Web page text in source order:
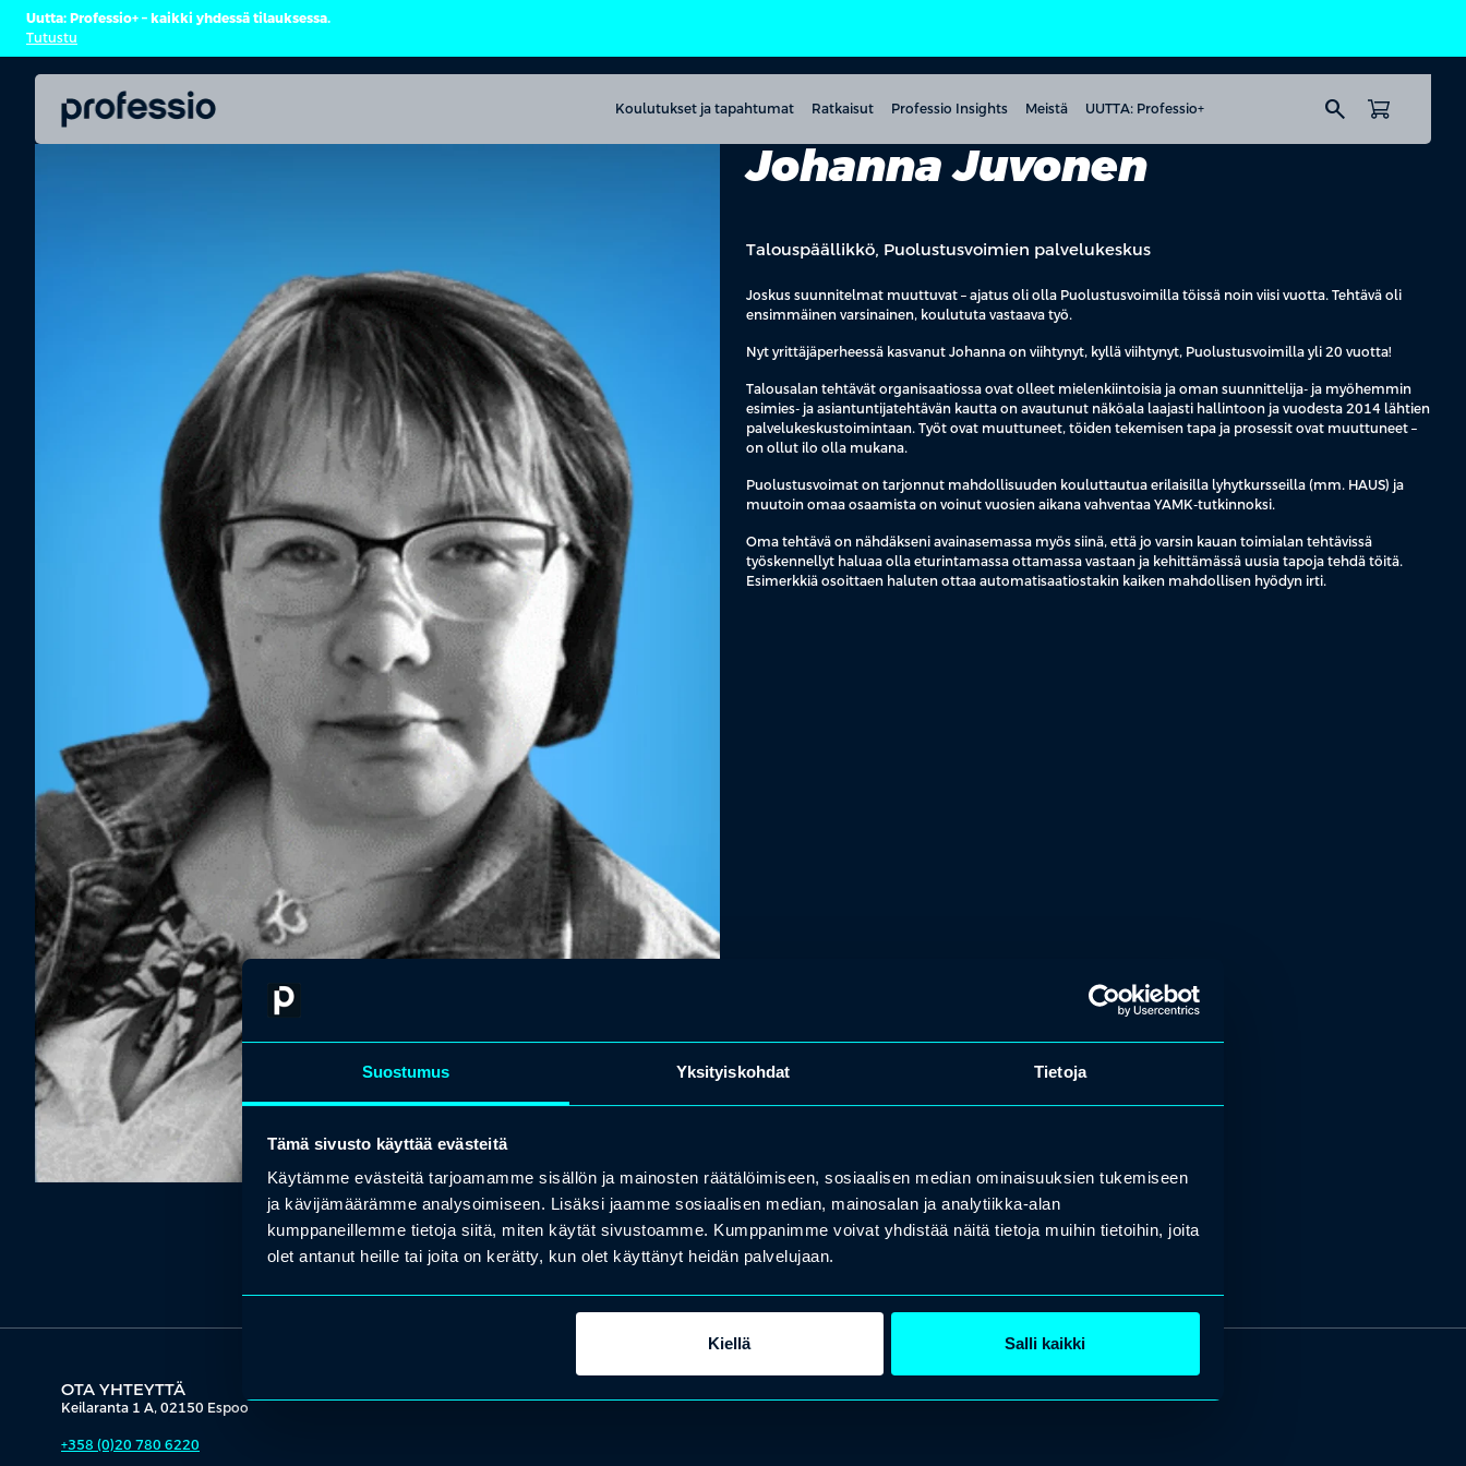
Suostumus Yksityiskohdat Tietoja
Tämä sivusto käyttää evästeitä
Käytämme evästeitä tarjoamamme sisällön ja mainosten räätälöimiseen, sosiaalisen median ominaisuuksien tukemiseen
ja kävijämäärämme analysoimiseen. Lisäksi jaamme sosiaalisen median, mainosalan ja analytiikka-alan
kumppaneillemme tietoja siitä, miten käytät sivustoamme. Kumppanimme voivat yhdistää näitä tietoja muihin tietoihin, joita
olet antanut heille tai joita on kerätty, kun olet käyttänyt heidän palvelujaan.
Kiellä Salli kaikki
Uutta: Professio+ – kaikki yhdessä tilauksessa.
Tutustu
Koulutukset ja tapahtumat Ratkaisut Professio Insights Meistä UUTTA: Professio+ search
Johanna Juvonen
Talouspäällikkö, Puolustusvoimien palvelukeskus
Joskus suunnitelmat muuttuvat – ajatus oli olla Puolustusvoimilla töissä noin viisi vuotta. Tehtävä oli
ensimmäinen varsinainen, koulututa vastaava työ.
Nyt yrittäjäperheessä kasvanut Johanna on viihtynyt, kyllä viihtynyt, Puolustusvoimilla yli 20 vuotta!
Talousalan tehtävät organisaatiossa ovat olleet mielenkiintoisia ja oman suunnittelija- ja myöhemmin
esimies- ja asiantuntijatehtävän kautta on avautunut näköala laajasti hallintoon ja vuodesta 2014 lähtien
palvelukeskustoimintaan. Työt ovat muuttuneet, töiden tekemisen tapa ja prosessit ovat muuttuneet –
on ollut ilo olla mukana.
Puolustusvoimat on tarjonnut mahdollisuuden kouluttautua erilaisilla lyhytkursseilla (mm. HAUS) ja
muutoin omaa osaamista on voinut vuosien aikana vahventaa YAMK-tutkinnoksi.
Oma tehtävä on nähdäkseni avainasemassa myös siinä, että jo varsin kauan toimialan tehtävissä
työskennellyt haluaa olla eturintamassa ottamassa vastaan ja kehittämässä uusia tapoja tehdä töitä.
Esimerkkiä osoittaen haluten ottaa automatisaatiostakin kaiken mahdollisen hyödyn irti.
OTA YHTEYTTÄ
Keilaranta 1 A, 02150 Espoo
+358 (0)20 780 6220